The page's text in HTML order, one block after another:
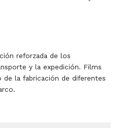
reforzada de los
y la expedición. Films
de la fabricación de diferentes